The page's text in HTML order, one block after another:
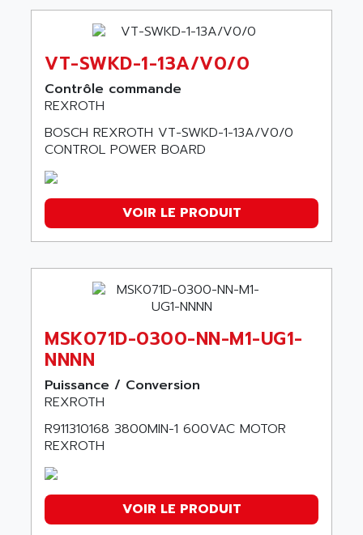
VT-SWKD-1-13A/V0/0
Contrôle commande
REXROTH
BOSCH REXROTH VT-SWKD-1-13A/V0/0
CONTROL POWER BOARD
VOIR LE PRODUIT
MSK071D-0300-NN-M1-UG1-
NNNN
Puissance / Conversion
REXROTH
R911310168 3800MIN-1 600VAC MOTOR
REXROTH
VOIR LE PRODUIT